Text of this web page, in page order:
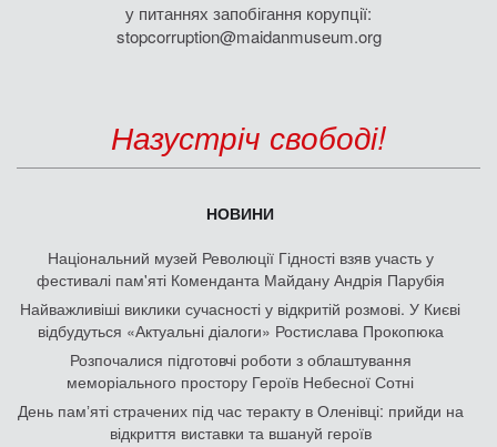
у питаннях запобігання корупції:
stopcorruption@maidanmuseum.org
Назустріч свободі!
НОВИНИ
Національний музей Революції Гідності взяв участь у
фестивалі пам'яті Коменданта Майдану Андрія Парубія
Найважливіші виклики сучасності у відкритій розмові. У Києві
відбудуться «Актуальні діалоги» Ростислава Прокопюка
Розпочалися підготовчі роботи з облаштування
меморіального простору Героїв Небесної Сотні
День памʼяті страчених під час теракту в Оленівці: прийди на
відкриття виставки та вшануй героїв